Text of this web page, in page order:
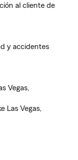
al cliente de
y accidentes
Vegas,
Las Vegas,